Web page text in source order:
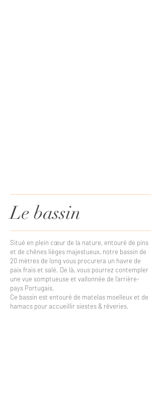
Le bassin
Situé en plein cœur de la nature, entouré de pins
et de chênes lièges majestueux, notre bassin de
20 mètres de long vous procurera un havre de
paix frais et salé. De là, vous pourrez contempler
une vue somptueuse et vallonnée de l’arrière-
pays Portugais.
Ce bassin est entouré de matelas moelleux et de
hamacs pour accueillir siestes & rêveries.